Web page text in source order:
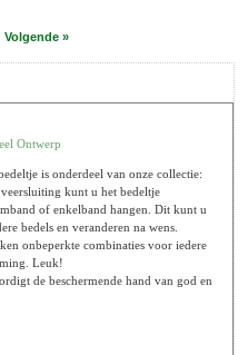
Volgende »
Ontwerp
is onderdeel van onze collectie:
kunt u het bedeltje
of enkelband hangen. Dit kunt u
bedels en veranderen na wens.
onbeperkte combinaties voor iedere
Leuk!
de beschermende hand van god en